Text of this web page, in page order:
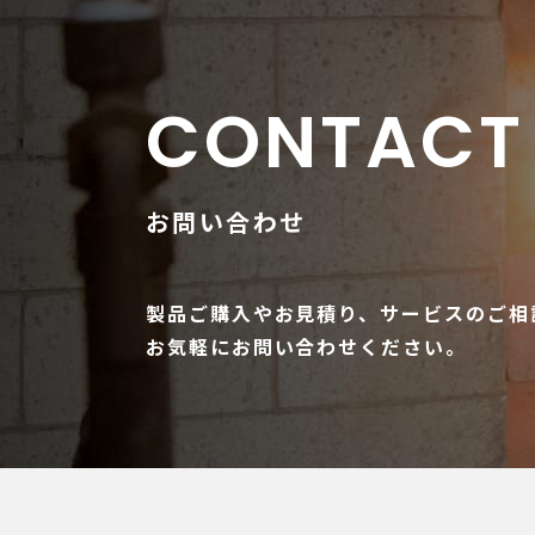
CONTACT
お問い合わせ
製品ご購入やお見積り、サービスのご
お気軽にお問い合わせください。